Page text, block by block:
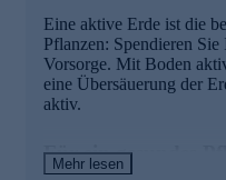
Eine aktive Erde ist die
Pflanzen: Spendieren
Vorsorge. Mit Boden
eine Übersäuerung der
aktiv.
Für ein gesundes
Mehr lesen